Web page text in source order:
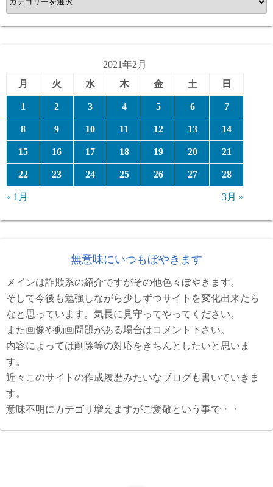
テ
ゴ
2021年2月
月
火 水 木 金 土 日
1 2 3 4 5 6 7
8 9 10 11 12 13 14
15 16 17 18 19 20 21
22 23 24 25 26 27 28
« 1月 3月 »
無意味にいつもぼやきます
メインは詐欺系の紹介ですがその他色々ぼやきます。
そして今後も勉強しながら少しずつサイトを変化出来たら
なと思っています。気長に見守ってやってください。
また画像や動画問題がある場合はコメント下さい。
内容によっては削除等の対応をきちんとしたいと思いま
す。
近々このサイトの作成履歴みたいなブログも書いていきま
す。
意味不明にカテゴリ増えますがご愛敬という事で・・